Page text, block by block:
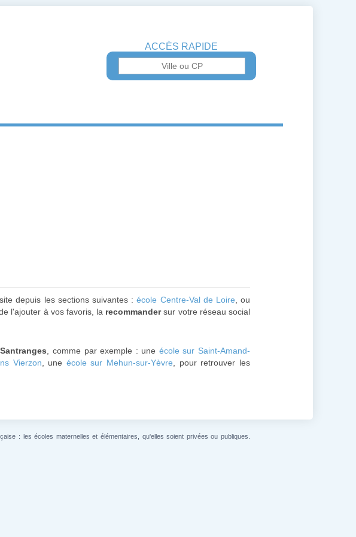
ACCÈS RAPIDE
depuis les sections suivantes :école Centre-Val de Loire , ou
l'ajouter à vos favoris, la recommandersur votre réseau social
Santranges , comme par exemple : une école sur Saint-Amand-
Vierzon , une école sur Mehun-sur-Yèvre , pour retrouver les
: les écoles maternelles et élémentaires, qu'elles soient privées ou publiques.